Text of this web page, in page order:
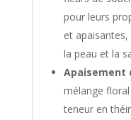
pour leurs
et
la peau et la
Apaisement
mélange
teneur en